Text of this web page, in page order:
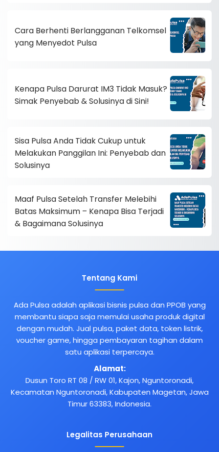
Cara Berhenti Berlangganan Telkomsel
yang Menyedot Pulsa
Kenapa Pulsa Darurat IM3 Tidak Masuk?
Simak Penyebab & Solusinya di Sini!
Sisa Pulsa Anda Tidak Cukup untuk
Melakukan Panggilan Ini: Penyebab dan
Solusinya
Maaf Pulsa Setelah Transfer Melebihi
Batas Maksimum – Kenapa Bisa Terjadi
& Bagaimana Solusinya
Tentang Kami
Ada Pulsa adalah aplikasi bisnis pulsa dan PPOB yang
membantu siapa saja memulai usaha produk digital
dengan mudah. Jual pulsa, paket data, token listrik,
voucher game, hingga pembayaran tagihan dalam
satu aplikasi terpercaya.
Alamat:
Dusun Toro RT 08 / RW 01, Kajon, Nguntoronadi,
Kecamatan Nguntoronadi, Kabupaten Magetan, Jawa
Timur 63383, Indonesia.
Legalitas Perusahaan